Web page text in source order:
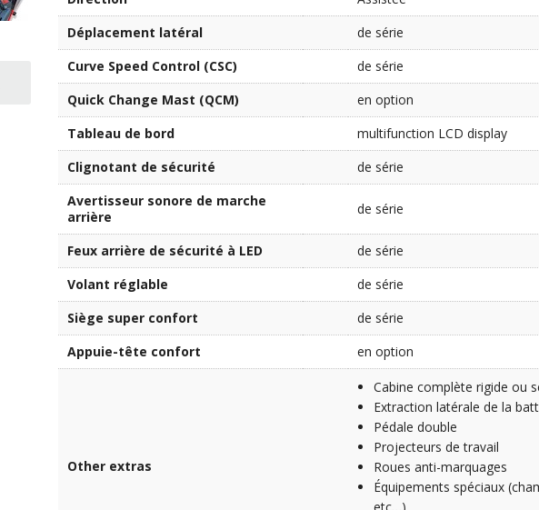
Déplacement latéral
de série
Curve Speed Control (CSC)
de série
Quick Change Mast (QCM)
en option
Tableau de bord
multifunction LCD display
Clignotant de sécurité
de série
Avertisseur sonore de marche
arrière
de série
Feux arrière de sécurité à LED
de série
Volant réglable
de série
Siège super confort
de série
Appuie-tête confort
en option
Other extras
Cabine complète rigide ou
Extraction latérale de la
Pédale double
Projecteurs de travail
Roues anti-marquages
Équipements spéciaux
etc…)